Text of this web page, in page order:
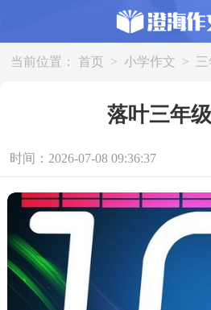
当前位置： 首页 > 小学作文 >
落叶三年
时间：2026-07-08 09:36:37